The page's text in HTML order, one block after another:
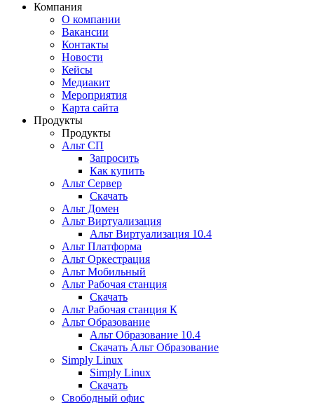
Компания
О компании
Вакансии
Контакты
Новости
Кейсы
Медиакит
Мероприятия
Карта сайта
Продукты
Продукты
Альт СП
Запросить
Как купить
Альт Сервер
Скачать
Альт Домен
Альт Виртуализация
Альт Виртуализация 10.4
Альт Платформа
Альт Оркестрация
Альт Мобильный
Альт Рабочая станция
Скачать
Альт Рабочая станция К
Альт Образование
Альт Образование 10.4
Скачать Альт Образование
Simply Linux
Simply Linux
Скачать
Свободный офис